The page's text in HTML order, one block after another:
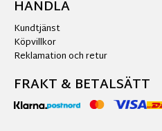
HANDLA
Kundtjänst
Köpvillkor
Reklamation och retur
FRAKT & BETALSÄTT